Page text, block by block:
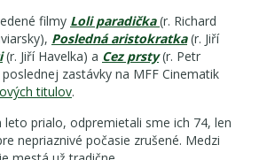
filmy Loli paradička(r. Richard
Posledná aristokratka (r. Jiří
(r. Jiří Havelka) a Cez prsty(r. Petr
zastávky na MFF Cinematik
titulov.
prialo, odpremietali sme ich 74, len
nepriaznivé počasie zrušené. Medzi